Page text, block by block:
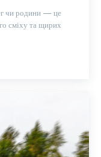
чи родини — це
сміху та щирих